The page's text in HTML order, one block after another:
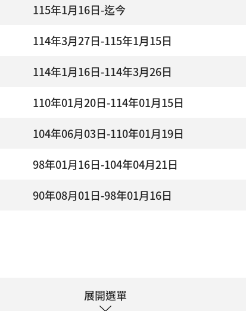
115年1月16日-迄今
114年3月27日-115年1月15日
114年1月16日-114年3月26日
110年01月20日-114年01月15日
104年06月03日-110年01月19日
98年01月16日-104年04月21日
90年08月01日-98年01月16日
展開選單